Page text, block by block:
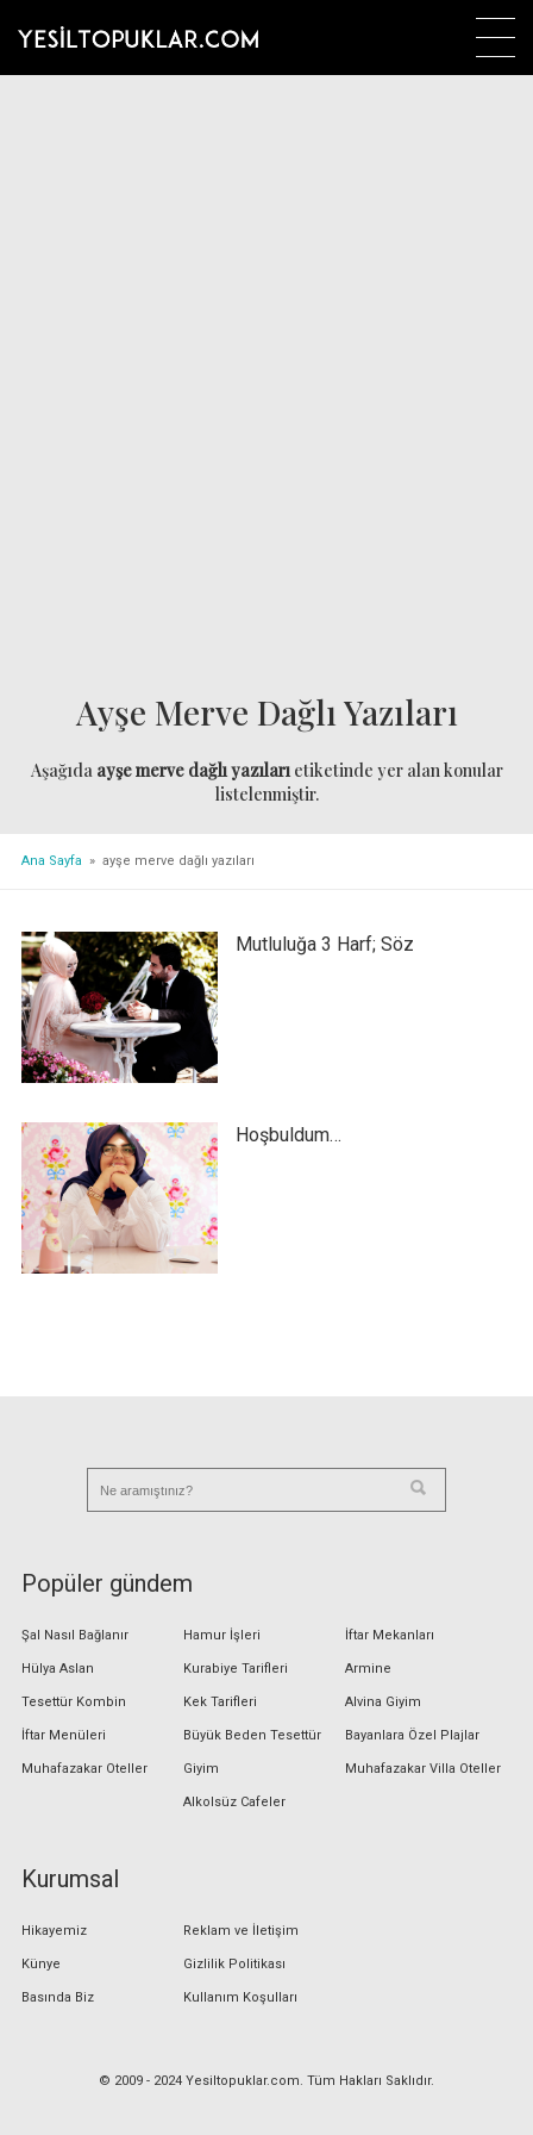
Ayşe Merve Dağlı Yazıları
Aşağıda ayşe merve dağlı yazılarıetiketinde yer alan konular
listelenmiştir.
Ana Sayfa » ayşe merve dağlı yazıları
Mutluluğa 3 Harf; Söz
Hoşbuldum…
Popüler gündem
Şal Nasıl Bağlanır
Hülya Aslan
Tesettür Kombin
İftar Menüleri
Muhafazakar Oteller
Hamur İşleri
Kurabiye Tarifleri
Kek Tarifleri
Büyük Beden Tesettür
Giyim
Alkolsüz Cafeler
İftar Mekanları
Armine
Alvina Giyim
Bayanlara Özel Plajlar
Muhafazakar Villa Oteller
Kurumsal
Hikayemiz
Künye
Basında Biz
Reklam ve İletişim
Gizlilik Politikası
Kullanım Koşulları
© 2009 - 2024 Yesiltopuklar.com. Tüm Hakları Saklıdır.